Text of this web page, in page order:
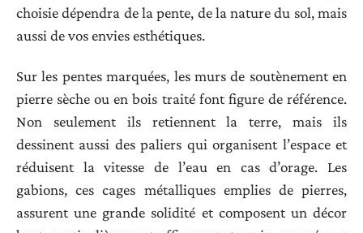
choisie dépendra de la pente, de la nature du sol, mais
aussi de vos envies esthétiques.
Sur les pentes marquées, les murs de soutènement en
pierre sèche ou en bois traité font figure de référence.
Non seulement ils retiennent la terre, mais ils
dessinent aussi des paliers qui organisent l’espace et
réduisent la vitesse de l’eau en cas d’orage. Les
gabions, ces cages métalliques emplies de pierres,
assurent une grande solidité et composent un décor